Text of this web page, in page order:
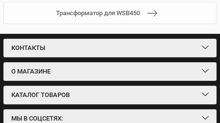
Трансформатор для WSB450
КОНТАКТЫ
О МАГАЗИНЕ
КАТАЛОГ ТОВАРОВ
МЫ В СОЦСЕТЯХ: